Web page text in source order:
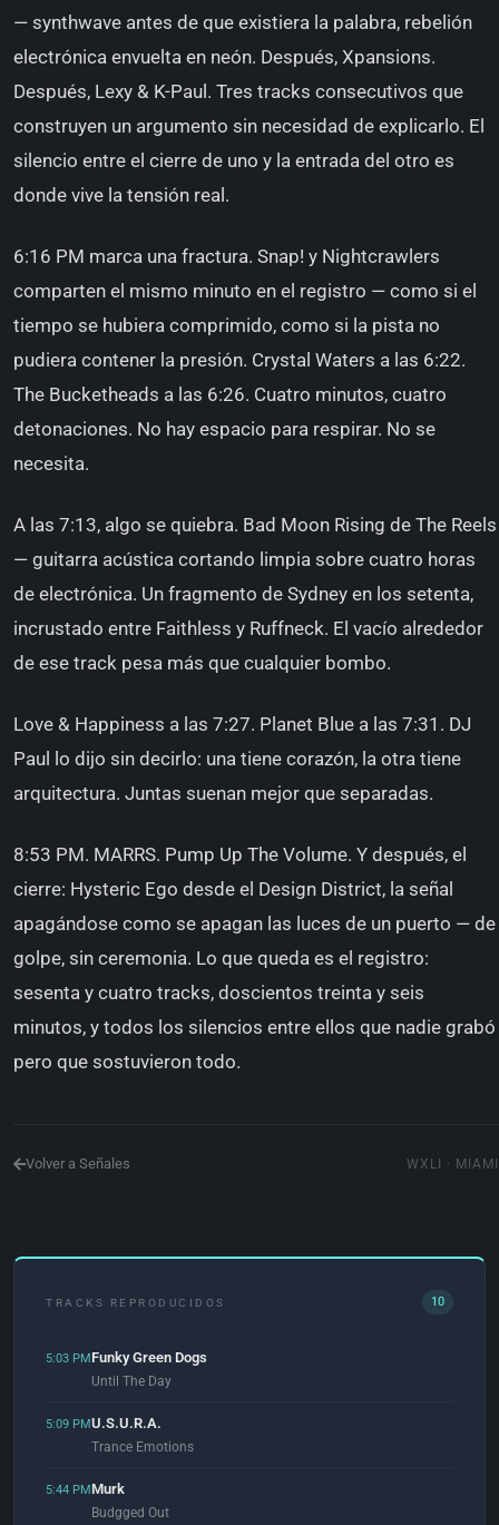
— synthwave antes de que existiera la palabra, rebelión
electrónica envuelta en neón. Después, Xpansions.
Después, Lexy & K-Paul. Tres tracks consecutivos que
construyen un argumento sin necesidad de explicarlo. El
silencio entre el cierre de uno y la entrada del otro es
donde vive la tensión real.
6:16 PM marca una fractura. Snap! y Nightcrawlers
comparten el mismo minuto en el registro — como si el
tiempo se hubiera comprimido, como si la pista no
pudiera contener la presión. Crystal Waters a las 6:22.
The Bucketheads a las 6:26. Cuatro minutos, cuatro
detonaciones. No hay espacio para respirar. No se
necesita.
A las 7:13, algo se quiebra. Bad Moon Rising de The Reels
— guitarra acústica cortando limpia sobre cuatro horas
de electrónica. Un fragmento de Sydney en los setenta,
incrustado entre Faithless y Ruffneck. El vacío alrededor
de ese track pesa más que cualquier bombo.
Love & Happiness a las 7:27. Planet Blue a las 7:31. DJ
Paul lo dijo sin decirlo: una tiene corazón, la otra tiene
arquitectura. Juntas suenan mejor que separadas.
8:53 PM. MARRS. Pump Up The Volume. Y después, el
cierre: Hysteric Ego desde el Design District, la señal
apagándose como se apagan las luces de un puerto — de
golpe, sin ceremonia. Lo que queda es el registro:
sesenta y cuatro tracks, doscientos treinta y seis
minutos, y todos los silencios entre ellos que nadie grabó
pero que sostuvieron todo.
Volver a Señales WXLI · MIAMI
TRACKS REPRODUCIDOS 10
5:03 PMFunky Green Dogs
Until The Day
5:09 PMU.S.U.R.A.
Trance Emotions
5:44 PMMurk
Budgged Out